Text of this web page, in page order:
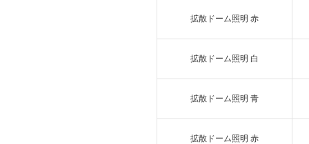
拡散ドーム照明 赤
拡散ドーム照明 白
拡散ドーム照明 青
拡散ドーム照明 赤